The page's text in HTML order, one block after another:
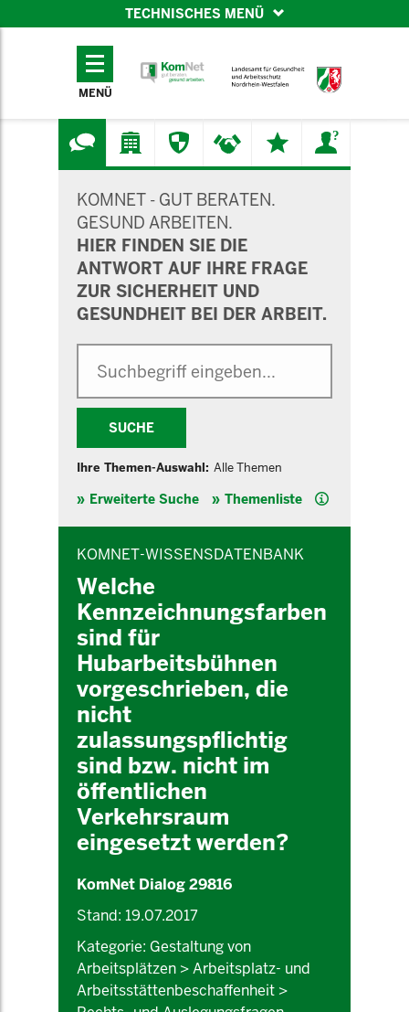
TECHNISCHES MENÜ
TECHNISCHES
MENÜ
KOMNET - GUT BERATEN.
GESUND ARBEITEN.
HIER FINDEN SIE DIE
ANTWORT AUF IHRE FRAGE
ZUR SICHERHEIT UND
GESUNDHEIT BEI DER ARBEIT.
SUCHE
Ihre Themen-Auswahl: Alle Themen
Erweiterte Suche Themenliste Hilfe
KOMNET-WISSENSDATENBANK
Welche
Kennzeichnungsfarben
sind für
Hubarbeitsbühnen
vorgeschrieben, die
nicht
zulassungspflichtig
sind bzw. nicht im
öffentlichen
Verkehrsraum
eingesetzt werden?
KomNet Dialog 29816
Stand: 19.07.2017
Kategorie: Gestaltung von
Arbeitsplätzen > Arbeitsplatz- und
Arbeitsstättenbeschaffenheit >